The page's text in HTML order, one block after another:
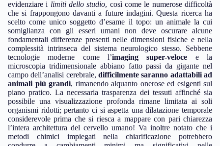
evidenziare i limiti dello studio, così come le numerose difficoltà
che si frappongono davanti a future indagini. Questa ricerca ha
scelto come unico soggetto d’esame il topo: un animale la cui
somiglianza con gli esseri umani non deve oscurare alcune
fondamentali differenze presenti nelle dimensioni fisiche e nella
complessità intrinseca del sistema neurologico stesso. Sebbene
tecnologie moderne come l’imaging super-veloce e la
microscopia tridimensionale abbiano fatto passi da gigante nel
campo dell’analisi cerebrale, difficilmente saranno adattabili ad
animali più grandi, rimanendo alquanto onerose ed esigenti sul
piano pratico. La necessaria trasparenza dei tessuti affinché sia
possibile una visualizzazione profonda rimane limitata ai soli
organismi ridotti; pertanto ci si aspetta una dilatazione temporale
considerevole prima che si riesca a mappare con pari chiarezza
l’intera architettura del cervello umano! Va inoltre notato che i
metodi chimici impiegati nella chiarificazione potrebbero